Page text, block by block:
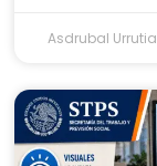
Asdrubal Urrutia